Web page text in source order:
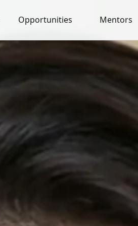
Opportunities Mentors